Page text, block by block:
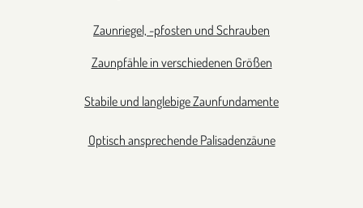
Zaunriegel, -pfosten und Schrauben
Zaunpfähle in verschiedenen Größen
Stabile und langlebige Zaunfundamente
Optisch ansprechende Palisadenzäune